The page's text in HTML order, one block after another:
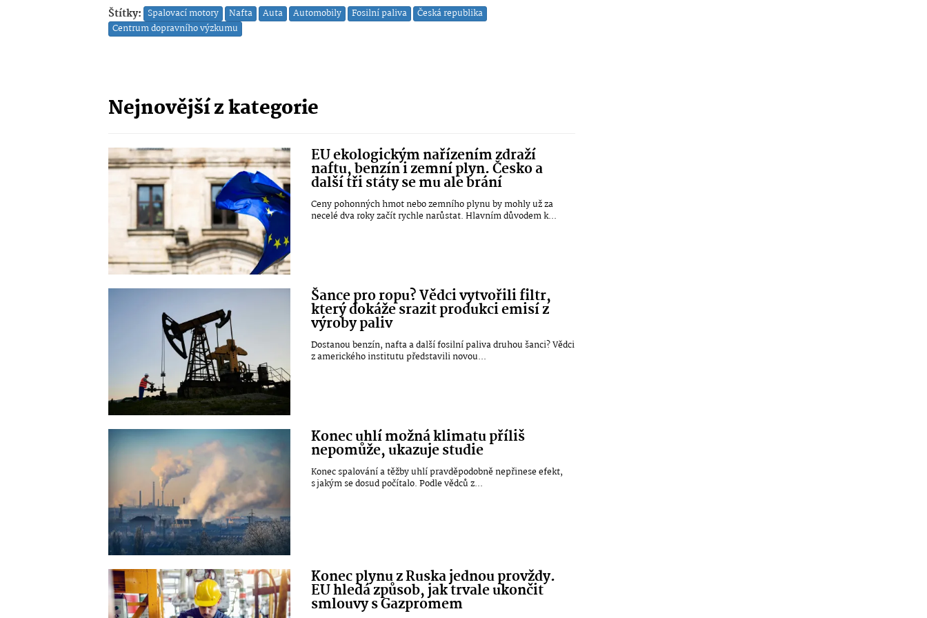
Štítky: Spalovací motory Nafta Auta Automobily Fosilní paliva
Česká republika
Centrum dopravního výzkumu
Nejnovější z kategorie
EU ekologickým nařízením zdraží
naftu, benzín i zemní plyn. Česko a
další tři státy se mu ale brání
Ceny pohonných hmot nebo zemního plynu by mohly už za
necelé dva roky začít rychle narůstat. Hlavním důvodem k...
Šance pro ropu? Vědci vytvořili filtr,
který dokáže srazit produkci emisí z
výroby paliv
Dostanou benzín, nafta a další fosilní paliva druhou šanci? Vědci
z amerického institutu představili novou...
Konec uhlí možná klimatu příliš
nepomůže, ukazuje studie
Konec spalování a těžby uhlí pravděpodobně nepřinese efekt,
s jakým se dosud počítalo. Podle vědců z...
Konec plynu z Ruska jednou provždy.
EU hledá způsob, jak trvale ukončit
smlouvy s Gazpromem